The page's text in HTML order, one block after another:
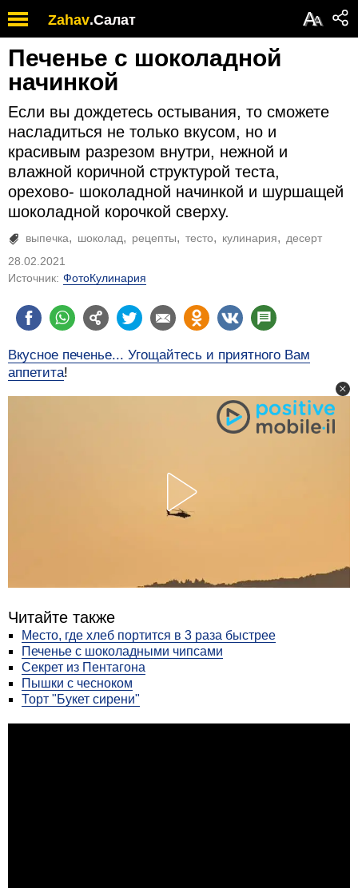
Zahav.Салат АА
Печенье с шоколадной
начинкой
Если вы дождетесь остывания, то сможете
насладиться не только вкусом, но и
красивым разрезом внутри, нежной и
влажной коричной структурой теста,
орехово- шоколадной начинкой и шуршащей
шоколадной корочкой сверху.
выпечка шоколад рецепты тесто кулинария
десерт
28.02.2021
Источник: ФотоКулинария
Вкусное печенье... Угощайтесь и приятного Вам
аппетита!
Читайте также
Место, где хлеб портится в 3 раза быстрее
Печенье с шоколадными чипсами
Секрет из Пентагона
Пышки с чесноком
Торт "Букет сирени"